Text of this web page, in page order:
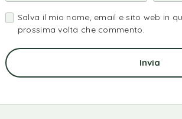
Salva il mio nome, email e sito web in
prossima volta che commento.